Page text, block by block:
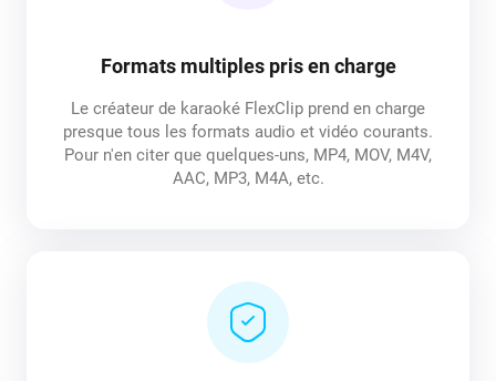
Formats multiples pris en charge
Le créateur de karaoké FlexClip prend en charge
presque tous les formats audio et vidéo courants.
Pour n'en citer que quelques-uns, MP4, MOV, M4V,
AAC, MP3, M4A, etc.